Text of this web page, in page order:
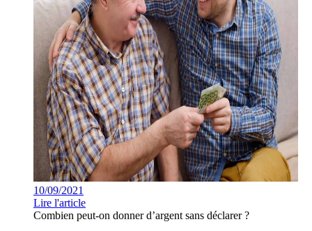
10/09/2021
Lire l'article
Combien peut-on donner d’argent sans déclarer ?